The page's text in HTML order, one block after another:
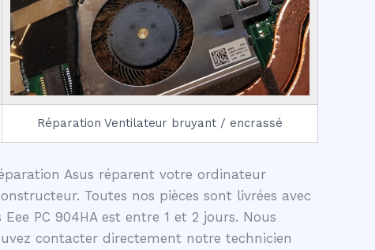
Réparation Ventilateur bruyant / encrassé
Asus réparent votre ordinateur
Toutes nos pièces sont livrées avec
PC 904HA est entre 1 et 2 jours. Nous
contacter directement notre technicien